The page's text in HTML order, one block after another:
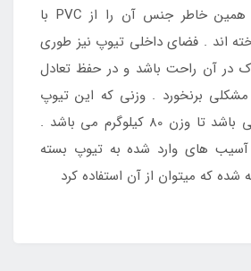
صدمه نشود که به همین خاطر جنس آن را از PVC با
اند . فضای داخلی تیوپ نیز طوری
در آن راحت باشد و در حفظ تعادل
برنخورد . وزنی که این تیوپ
قادر به تحمل آن می باشد تا وزن 80 کیلوگرم می باشد .
های وارد شده به تیوپ بسته
شده که میتوان از آن استفاده کرد